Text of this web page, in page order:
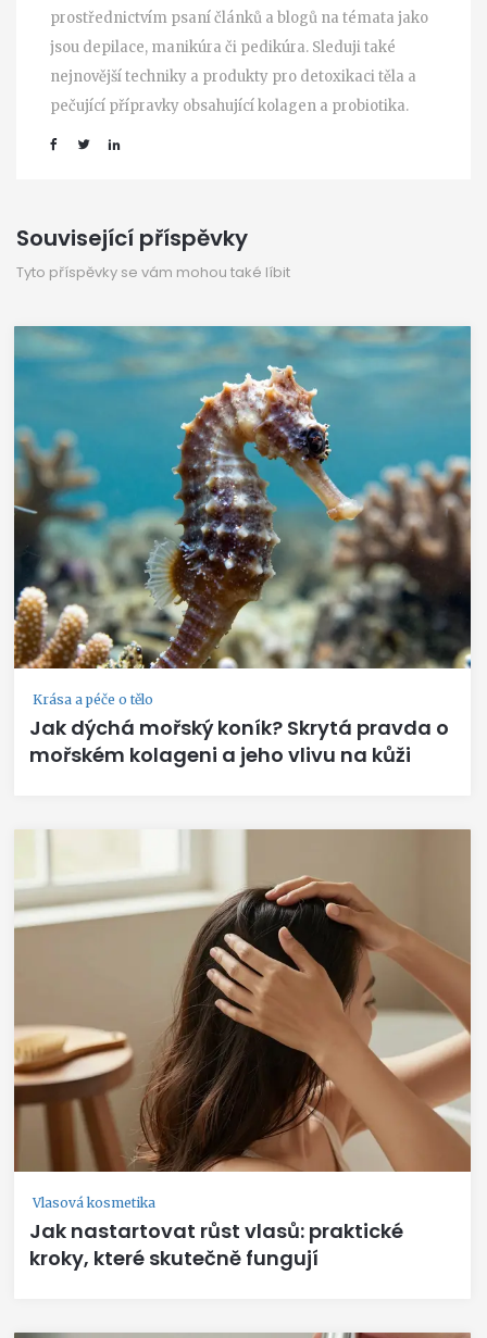
prostřednictvím psaní článků a blogů na témata jako
jsou depilace, manikúra či pedikúra. Sleduji také
nejnovější techniky a produkty pro detoxikaci těla a
pečující přípravky obsahující kolagen a probiotika.
Související příspěvky
Tyto příspěvky se vám mohou také líbit
Krása a péče o tělo
Jak dýchá mořský koník? Skrytá pravda o
mořském kolageni a jeho vlivu na kůži
Vlasová kosmetika
Jak nastartovat růst vlasů: praktické
kroky, které skutečně fungují